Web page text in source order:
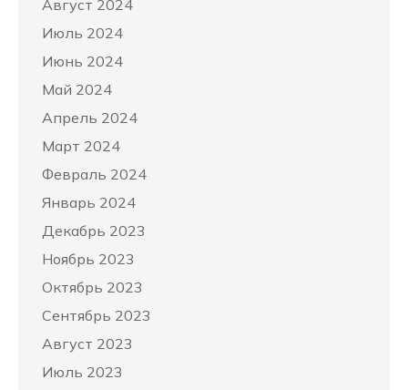
Август 2024
Июль 2024
Июнь 2024
Май 2024
Апрель 2024
Март 2024
Февраль 2024
Январь 2024
Декабрь 2023
Ноябрь 2023
Октябрь 2023
Сентябрь 2023
Август 2023
Июль 2023